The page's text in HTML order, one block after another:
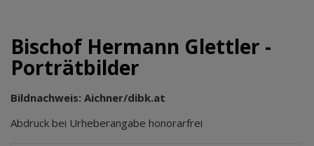
Bischof Hermann Glettler -
Porträtbilder
Bildnachweis: Aichner/dibk.at
Abdruck bei Urheberangabe honorarfrei